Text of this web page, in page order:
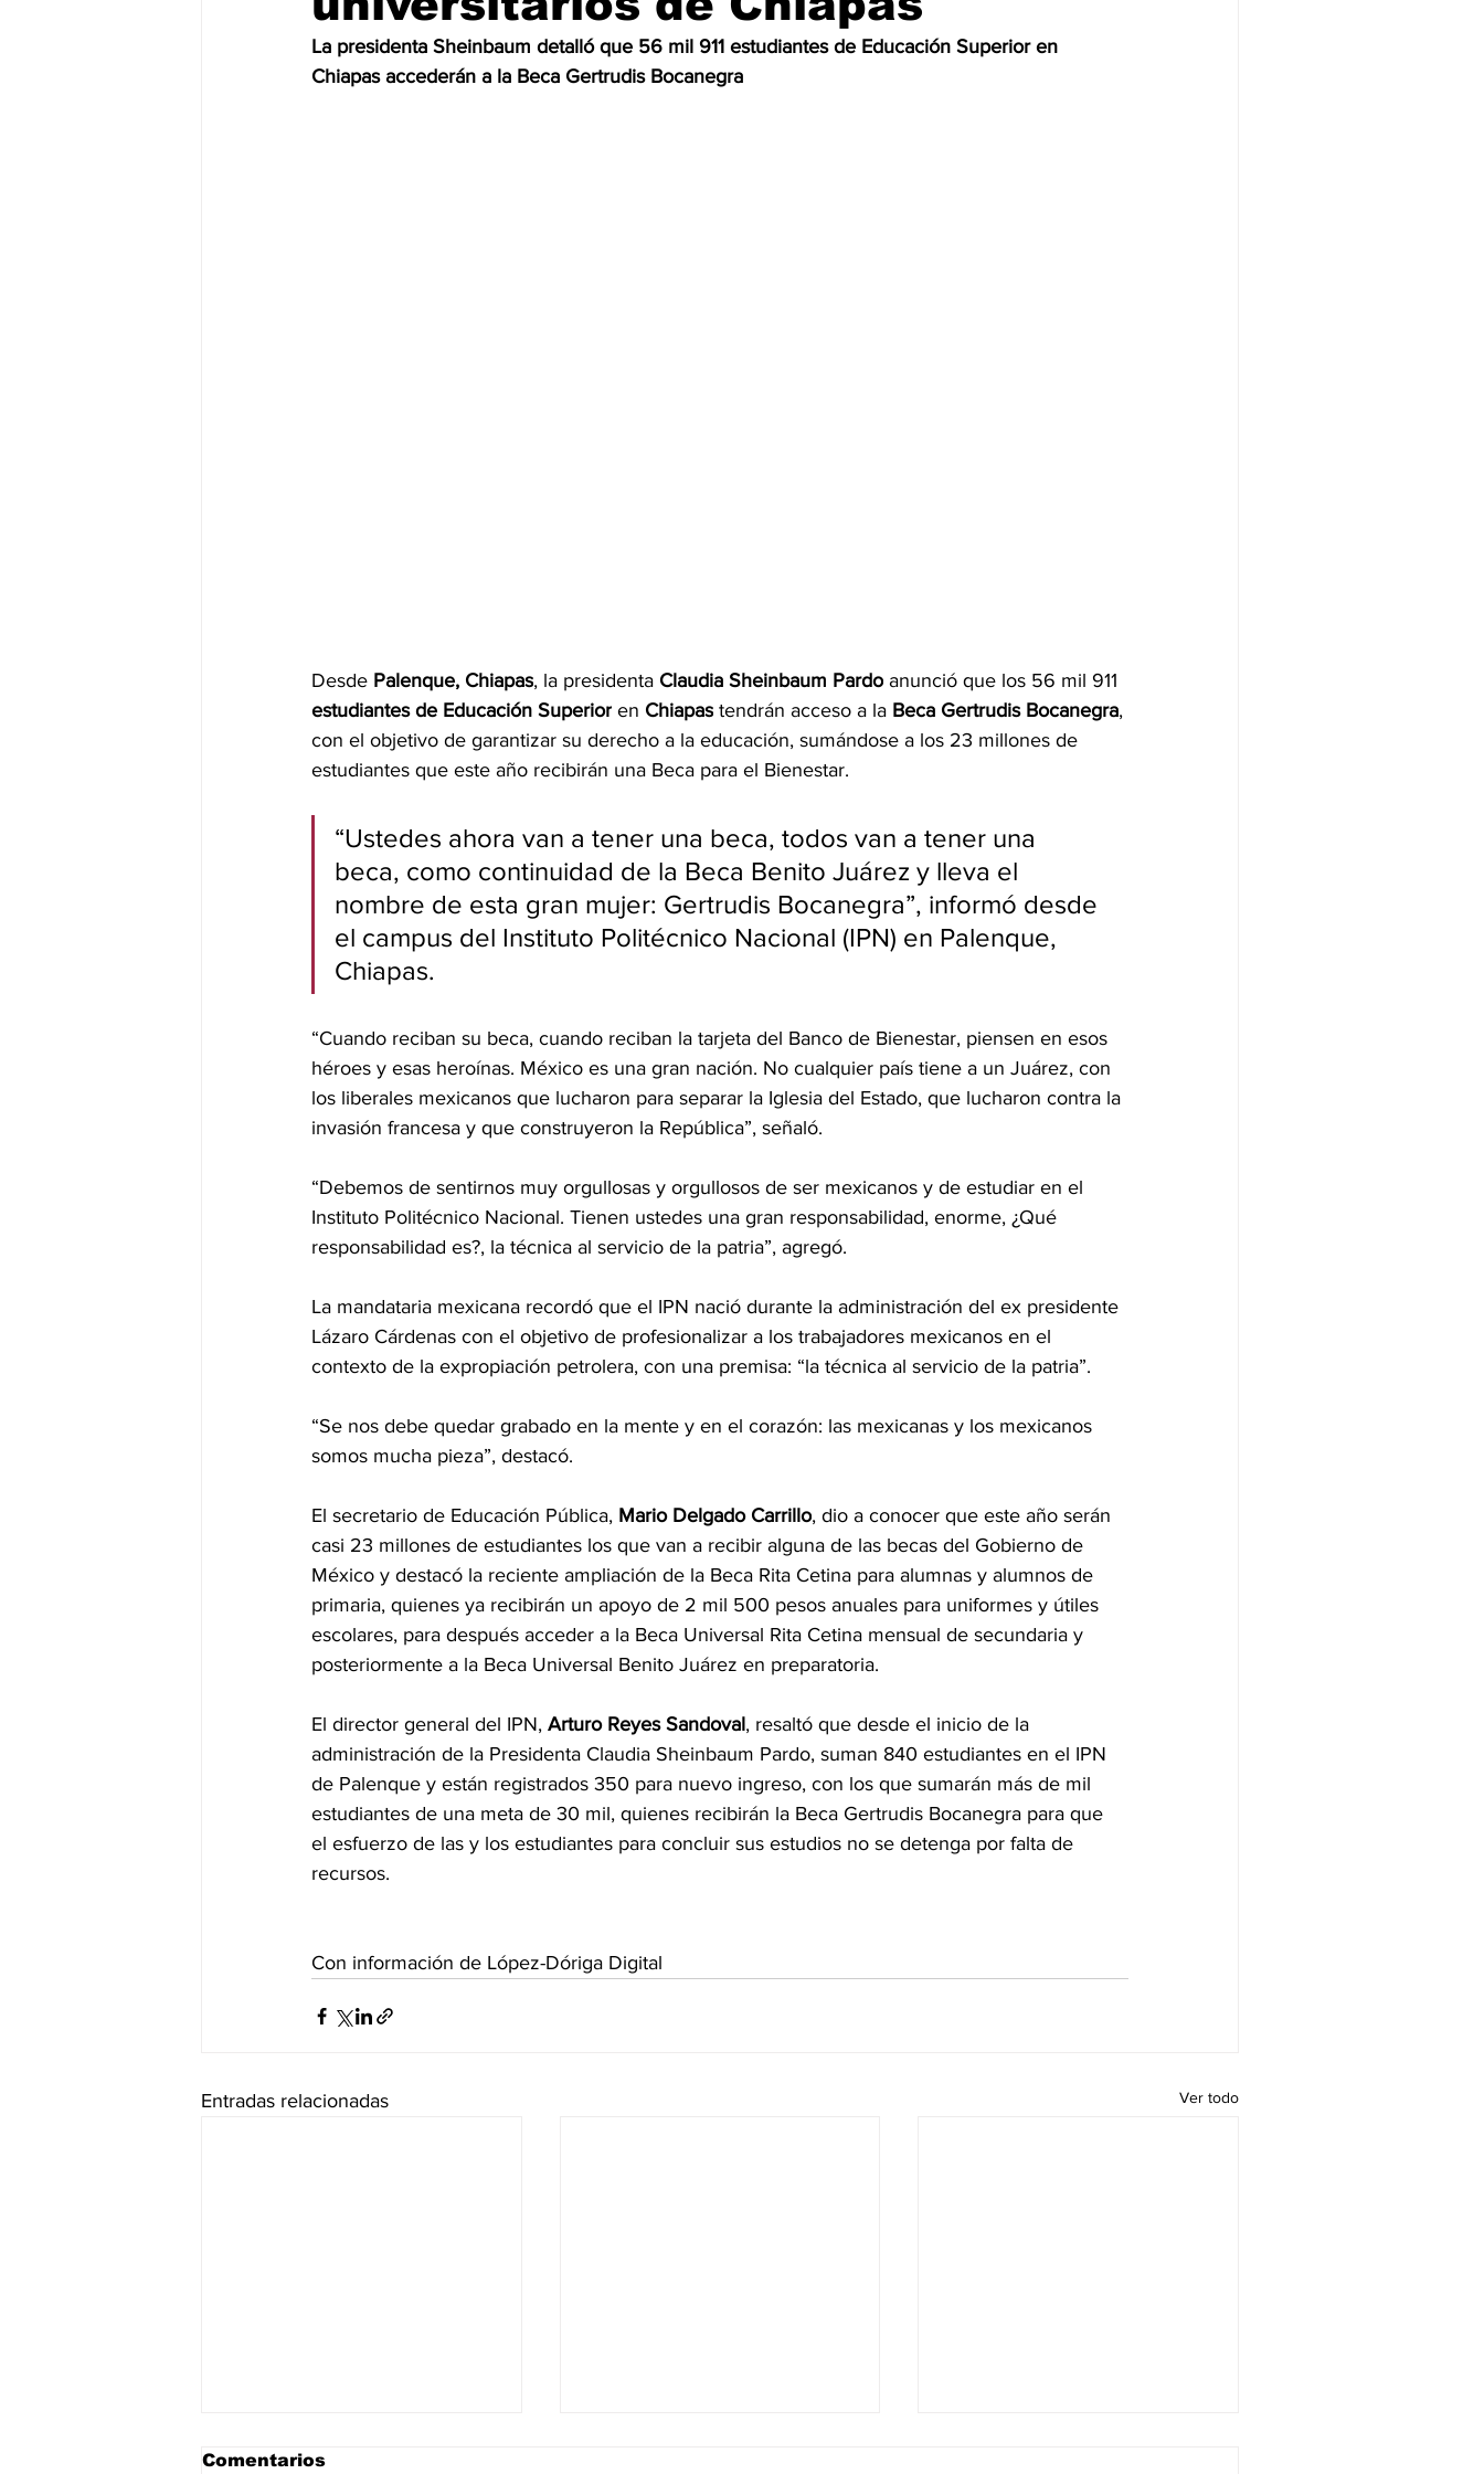
JALISCO-PABLO LEMUS EDOMEX23-POLÍTICA COAHUILA23-MANOLO JIMÉNEZ SALINAS
La presidenta Sheinbaum detalló que 56 mil 911 estudiantes de Educación Superior en
Chiapas accederán a la Beca Gertrudis Bocanegra
Desde Palenque, Chiapas, la presidenta Claudia Sheinbaum Pardo anunció que los 56 mil 911
estudiantes de Educación Superior en Chiapas tendrán acceso a la Beca Gertrudis Bocanegra,
con el objetivo de garantizar su derecho a la educación, sumándose a los 23 millones de
estudiantes que este año recibirán una Beca para el Bienestar.
“Ustedes ahora van a tener una beca, todos van a tener una
beca, como continuidad de la Beca Benito Juárez y lleva el
nombre de esta gran mujer: Gertrudis Bocanegra”, informó desde
el campus del Instituto Politécnico Nacional (IPN) en Palenque,
Chiapas.
“Cuando reciban su beca, cuando reciban la tarjeta del Banco de Bienestar, piensen en esos
héroes y esas heroínas. México es una gran nación. No cualquier país tiene a un Juárez, con
los liberales mexicanos que lucharon para separar la Iglesia del Estado, que lucharon contra la
invasión francesa y que construyeron la República”, señaló.
“Debemos de sentirnos muy orgullosas y orgullosos de ser mexicanos y de estudiar en el
Instituto Politécnico Nacional. Tienen ustedes una gran responsabilidad, enorme, ¿Qué
responsabilidad es?, la técnica al servicio de la patria”, agregó.
La mandataria mexicana recordó que el IPN nació durante la administración del ex presidente
Lázaro Cárdenas con el objetivo de profesionalizar a los trabajadores mexicanos en el
contexto de la expropiación petrolera, con una premisa: “la técnica al servicio de la patria”.
“Se nos debe quedar grabado en la mente y en el corazón: las mexicanas y los mexicanos
somos mucha pieza”, destacó.
El secretario de Educación Pública, Mario Delgado Carrillo, dio a conocer que este año serán
casi 23 millones de estudiantes los que van a recibir alguna de las becas del Gobierno de
México y destacó la reciente ampliación de la Beca Rita Cetina para alumnas y alumnos de
primaria, quienes ya recibirán un apoyo de 2 mil 500 pesos anuales para uniformes y útiles
escolares, para después acceder a la Beca Universal Rita Cetina mensual de secundaria y
posteriormente a la Beca Universal Benito Juárez en preparatoria.
El director general del IPN, Arturo Reyes Sandoval, resaltó que desde el inicio de la
administración de la Presidenta Claudia Sheinbaum Pardo, suman 840 estudiantes en el IPN
de Palenque y están registrados 350 para nuevo ingreso, con los que sumarán más de mil
estudiantes de una meta de 30 mil, quienes recibirán la Beca Gertrudis Bocanegra para que
el esfuerzo de las y los estudiantes para concluir sus estudios no se detenga por falta de
recursos.
Con información de López-Dóriga Digital
Entradas relacionadas Ver todo
Comentarios